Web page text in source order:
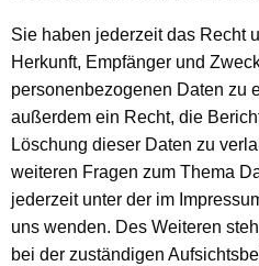
Sie haben jederzeit das Recht
Herkunft, Empfänger und
personenbezogenen Daten zu
außerdem ein Recht, die
Löschung dieser Daten zu
weiteren Fragen zum Thema
jederzeit unter der im
uns wenden. Des Weiteren
bei der zuständigen